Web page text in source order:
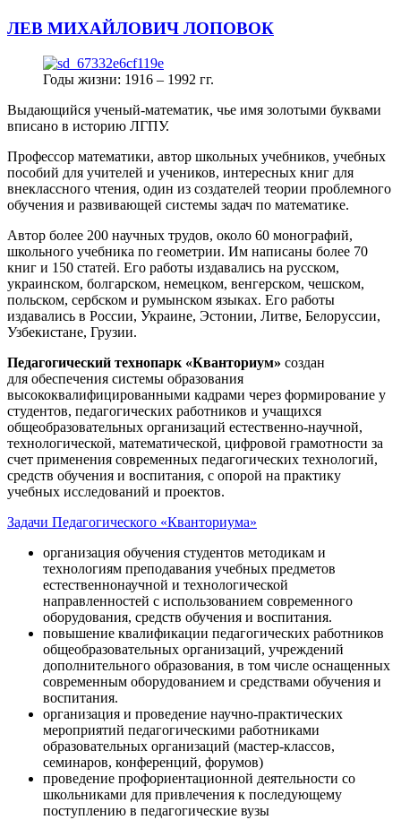
ЛЕВ МИХАЙЛОВИЧ ЛОПОВОК
Годы жизни: 1916 – 1992 гг.
Выдающийся ученый-математик, чье имя золотыми буквами
вписано в историю ЛГПУ.
Профессор математики, автор школьных учебников, учебных
пособий для учителей и учеников, интересных книг для
внеклассного чтения, один из создателей теории проблемного
обучения и развивающей системы задач по математике.
Автор более 200 научных трудов, около 60 монографий,
школьного учебника по геометрии. Им написаны более 70
книг и 150 статей. Его работы издавались на русском,
украинском, болгарском, немецком, венгерском, чешском,
польском, сербском и румынском языках. Его работы
издавались в России, Украине, Эстонии, Литве, Белоруссии,
Узбекистане, Грузии.
Педагогический технопарк «Кванториум» создан
для обеспечения системы образования
высококвалифицированными кадрами через формирование у
студентов, педагогических работников и учащихся
общеобразовательных организаций естественно-научной,
технологической, математической, цифровой грамотности за
счет применения современных педагогических технологий,
средств обучения и воспитания, с опорой на практику
учебных исследований и проектов.
Задачи Педагогического «Кванториума»
организация обучения студентов методикам и
технологиям преподавания учебных предметов
естественнонаучной и технологической
направленностей с использованием современного
оборудования, средств обучения и воспитания.
повышение квалификации педагогических работников
общеобразовательных организаций, учреждений
дополнительного образования, в том числе оснащенных
современным оборудованием и средствами обучения и
воспитания.
организация и проведение научно-практических
мероприятий педагогическими работниками
образовательных организаций (мастер-классов,
семинаров, конференций, форумов)
проведение профориентационной деятельности со
школьниками для привлечения к последующему
поступлению в педагогические вузы